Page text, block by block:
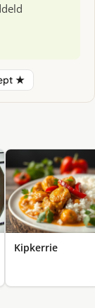
★
Kipkerrie